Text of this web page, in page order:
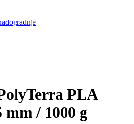
PLA
mm / 1000 g